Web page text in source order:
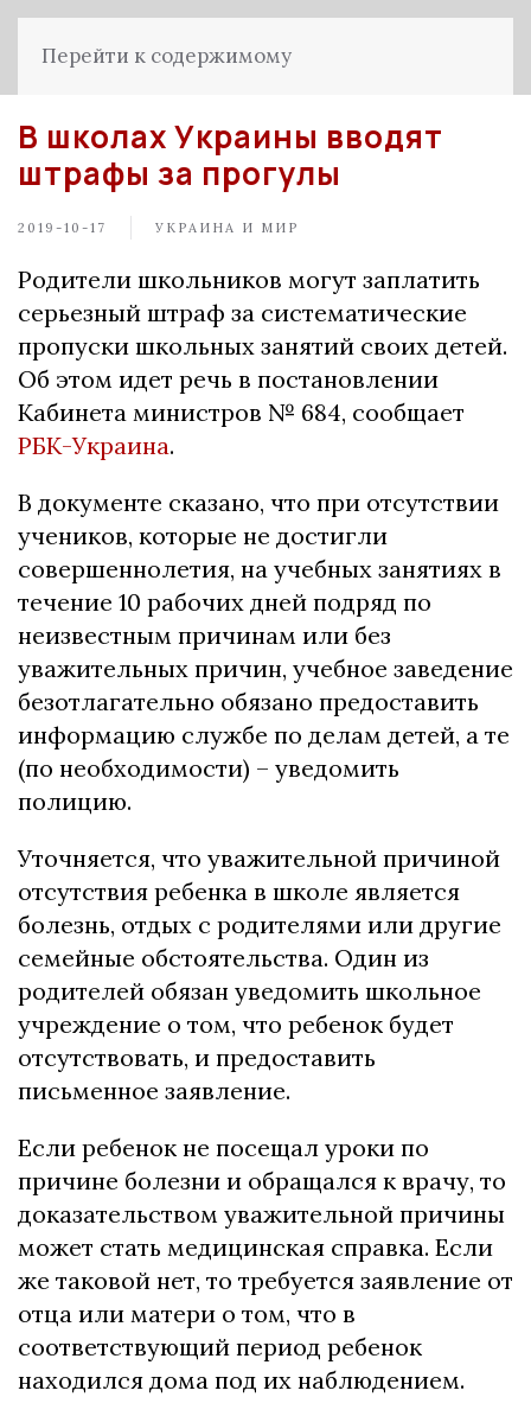
Перейти к содержимому
В школах Украины вводят
штрафы за прогулы
2019-10-17 УКРАИНА И МИР
Родители школьников могут заплатить
серьезный штраф за систематические
пропуски школьных занятий своих детей.
Об этом идет речь в постановлении
Кабинета министров № 684, сообщает
РБК-Украина.
В документе сказано, что при отсутствии
учеников, которые не достигли
совершеннолетия, на учебных занятиях в
течение 10 рабочих дней подряд по
неизвестным причинам или без
уважительных причин, учебное заведение
безотлагательно обязано предоставить
информацию службе по делам детей, а те
(по необходимости) – уведомить
полицию.
Уточняется, что уважительной причиной
отсутствия ребенка в школе является
болезнь, отдых с родителями или другие
семейные обстоятельства. Один из
родителей обязан уведомить школьное
учреждение о том, что ребенок будет
отсутствовать, и предоставить
письменное заявление.
Если ребенок не посещал уроки по
причине болезни и обращался к врачу, то
доказательством уважительной причины
может стать медицинская справка. Если
же таковой нет, то требуется заявление от
отца или матери о том, что в
соответствующий период ребенок
находился дома под их наблюдением.